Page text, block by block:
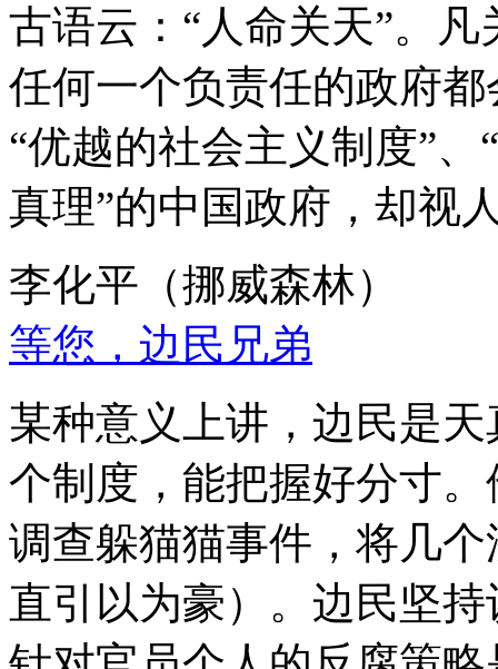
古语云：“人命关天”。
任何一个负责任的政府
“优越的社会主义制度”
真理”的中国政府，却视
李化平（挪威森林）
等您，边民兄弟
某种意义上讲，边民是
个制度，能把握好分寸
调查躲猫猫事件，将几
直引以为豪）。边民坚